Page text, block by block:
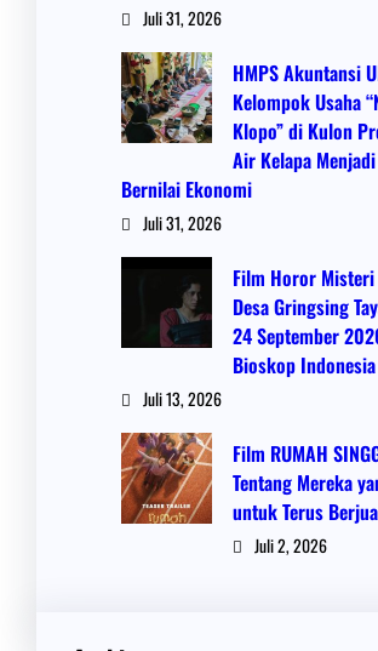
Juli 31, 2026
HMPS Akuntansi
Kelompok Usaha
Klopo” di Kulon
Air Kelapa
Bernilai Ekonomi
Juli 31, 2026
Film Horor
Desa Gringsing
24 September
Bioskop Indonesia
Juli 13, 2026
Film RUMAH
Tentang Mereka
untuk Terus
Juli 2, 2026